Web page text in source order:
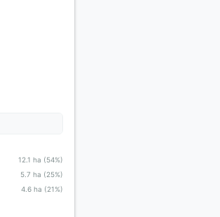
12.1 ha (54%)
5.7 ha (25%)
4.6 ha (21%)